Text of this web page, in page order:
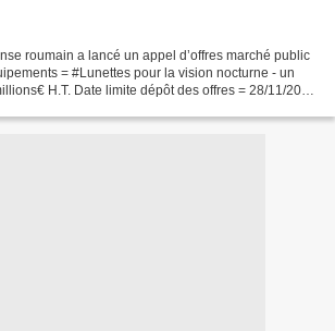
roumain a lancé un appel d’offres marché public
= #Lunettes pour la vision nocturne - un
H.T. Date limite dépôt des offres = 28/11/2023